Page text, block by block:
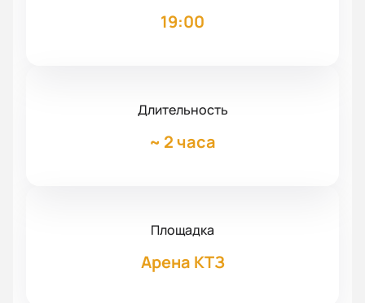
19:00
Длительность
~ 2 часа
Площадка
Арена КТЗ